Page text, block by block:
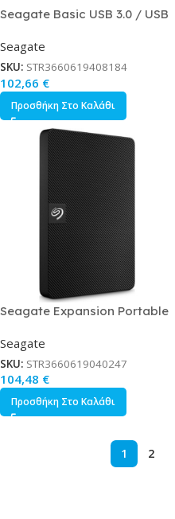
Seagate Basic USB 3.0 / USB
Μαύρο
Seagate
SKU: STR3660619408184
102,66 €
Προσθήκη Στο Καλάθι
Seagate Expansion Portable
2.5 Μαύρο
Seagate
SKU: STR3660619040247
104,48 €
Προσθήκη Στο Καλάθι
1 2